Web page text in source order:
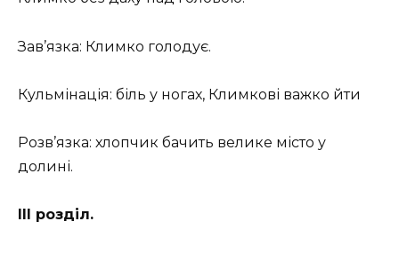
Зав’язка: Климко голодує.
Кульмінація: біль у ногах, Климкові важко йти
Розв’язка: хлопчик бачить велике місто у
долині.
ІІІ розділ.